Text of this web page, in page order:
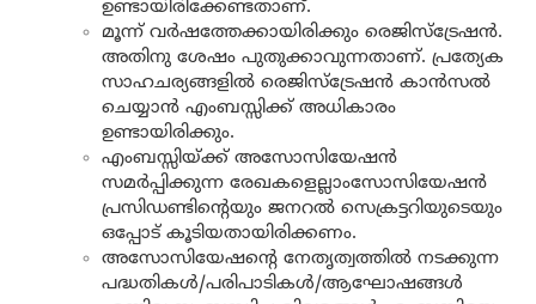
ഉണ്ടായിരിക്കേണ്ടതാണ്.
മൂന്ന് വർഷത്തേക്കായിരിക്കും രെജിസ്ട്രേഷൻ.
അതിനു ശേഷം പുതുക്കാവുന്നതാണ്. പ്രത്യേക
സാഹചര്യങ്ങളിൽ രെജിസ്ട്രേഷൻ കാൻസൽ
ചെയ്യാൻ എംബസ്സിക്ക് അധികാരം
ഉണ്ടായിരിക്കും.
എംബസ്സിയ്ക്ക് അസോസിയേഷൻ
സമർപ്പിക്കുന്ന രേഖകളെല്ലാംസോസിയേഷൻ
പ്രസിഡണ്ടിന്റെയും ജനറൽ സെക്രട്ടറിയുടെയും
ഒപ്പോട് കൂടിയതായിരിക്കണം.
അസോസിയേഷന്റെ നേതൃത്വത്തിൽ നടക്കുന്ന
പദ്ധതികൾ/പരിപാടികൾ/ആഘോഷങ്ങൾ